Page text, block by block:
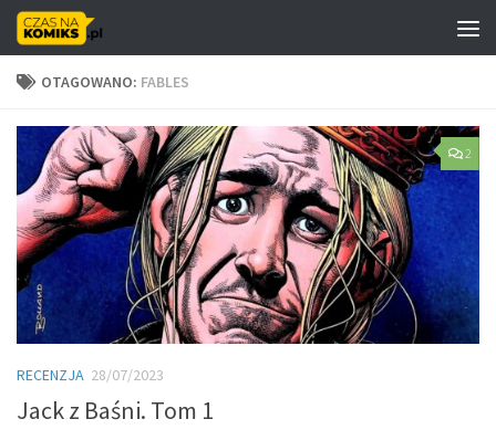
Skip to content
OTAGOWANO: FABLES
2
RECENZJA 28/07/2023
Jack z Baśni. Tom 1